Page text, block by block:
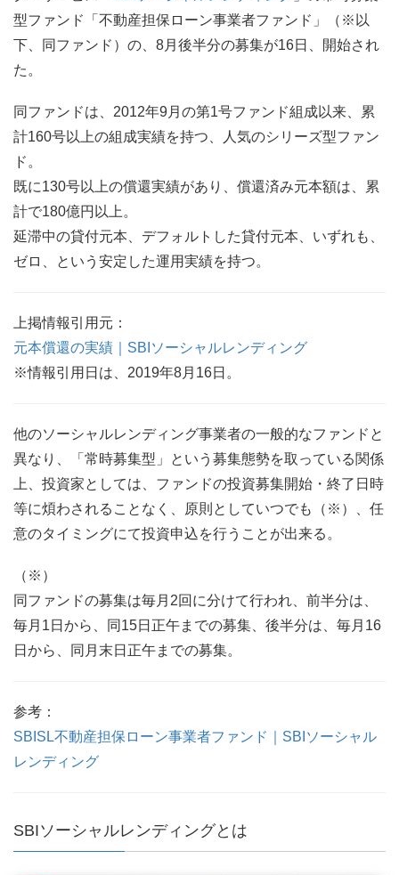
型ファンド「不動産担保ローン事業者ファンド」（※以
下、同ファンド）の、8月後半分の募集が16日、開始され
た。
同ファンドは、2012年9月の第1号ファンド組成以来、累
計160号以上の組成実績を持つ、人気のシリーズ型ファン
ド。
既に130号以上の償還実績があり、償還済み元本額は、累
計で180億円以上。
延滞中の貸付元本、デフォルトした貸付元本、いずれも、
ゼロ、という安定した運用実績を持つ。
上掲情報引用元：
元本償還の実績｜SBIソーシャルレンディング
※情報引用日は、2019年8月16日。
他のソーシャルレンディング事業者の一般的なファンドと
異なり、「常時募集型」という募集態勢を取っている関係
上、投資家としては、ファンドの投資募集開始・終了日時
等に煩わされることなく、原則としていつでも（※）、任
意のタイミングにて投資申込を行うことが出来る。
（※）
同ファンドの募集は毎月2回に分けて行われ、前半分は、
毎月1日から、同15日正午までの募集、後半分は、毎月16
日から、同月末日正午までの募集。
参考：
SBISL不動産担保ローン事業者ファンド｜SBIソーシャル
レンディング
SBIソーシャルレンディングとは